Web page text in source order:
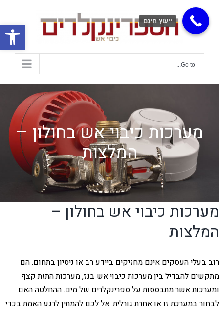
Go to...
מערכות כיבוי אש בחולון –
המלצות
מערכות כיבוי אש בחולון –
המלצות
רוב בעלי העסקים אינם מחזיקים ביידע רב או ניסיון בתחום. הם
מתקשים להבדיל בין מערכות כיבוי אש בגז, מערכות התזת קצף
ומערכות אשר מתבססות על ספרינקלרים של מים. ההחלטה האם
לבחור במערכת זו או אחרת גורלית. אל לכם להמתין לרגע האמת בכדי
ייעוץ חינם